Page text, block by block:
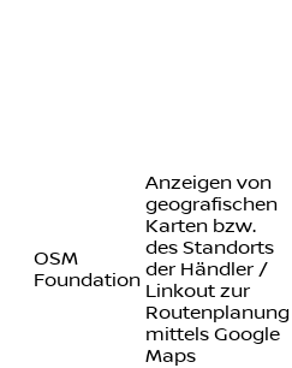
OSM
Foundation
Anzeigen von
geografischen
Karten bzw.
des Standorts
der Händler /
Linkout zur
Routenplanung
mittels Google
Maps